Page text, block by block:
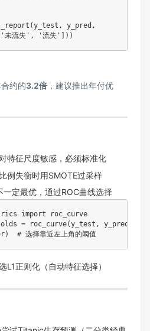
y_pred,
流失', '流失']))
约的​​3.2倍​​，建议推出年付优
特征尺度敏感，必须标准化
例失衡时用SMOTE过采样
一定最优，通过ROC曲线选择
import roc_curve
= roc_curve(y_test,
选择靠近左上角的阈值
L1正则化（自动特征选择）